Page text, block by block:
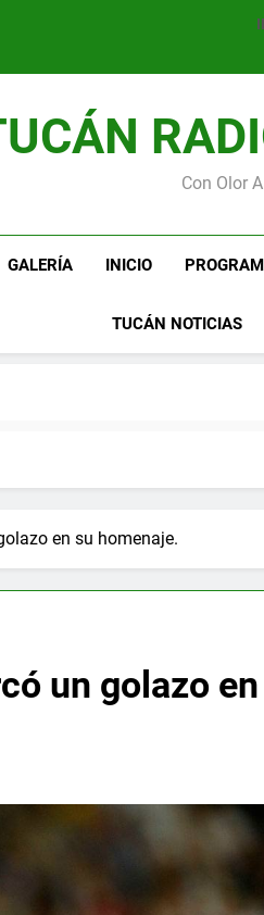
Con Olor
GALERÍA INICIO
TUCÁN NOTICIAS
en su homenaje.
un golazo